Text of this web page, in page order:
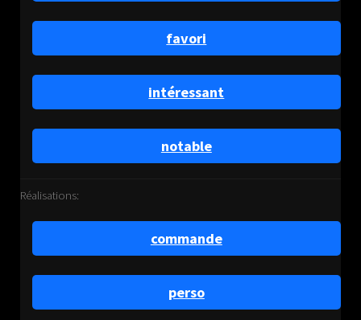
favori
intéressant
notable
Réalisations:
commande
perso